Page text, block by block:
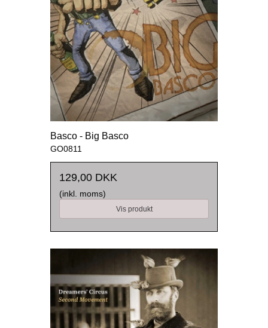
Basco - Big Basco
GO0811
129,00 DKK
(inkl. moms)
Vis produkt